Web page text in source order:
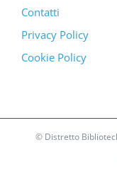
Contatti
Privacy Policy
Cookie Policy
© Distretto